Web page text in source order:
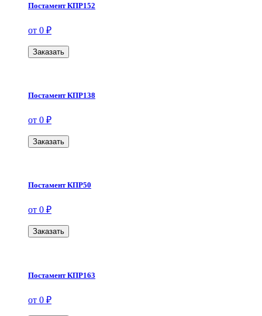
Постамент КПР152
от 0 ₽
Заказать
Постамент КПР138
от 0 ₽
Заказать
Постамент КПР50
от 0 ₽
Заказать
Постамент КПР163
от 0 ₽